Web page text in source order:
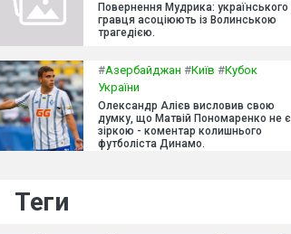
Повернення Мудрика: українського
гравця асоціюють із Волинською
трагедією.
#Азербайджан #Київ #Кубок
України
Олександр Алієв висловив свою
думку, що Матвій Пономаренко не є
зіркою - коментар колишнього
футболіста Динамо.
Теги